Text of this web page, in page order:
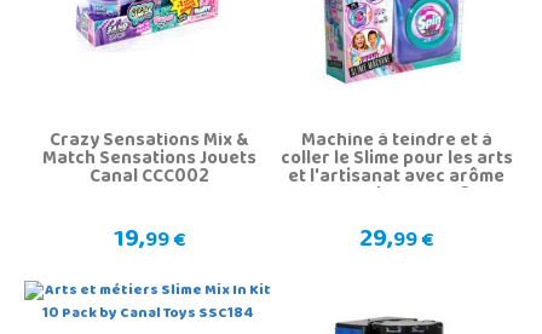
Crazy Sensations Mix &
Match Sensations Jouets
Canal CCC002
19,99 €
Machine à teindre et à
coller le Slime pour les arts
et l'artisanat avec arôme
par Canal Toys SSC244
29,99 €